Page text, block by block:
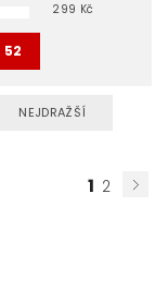
299 Kč
52
NEJDRAŽŠÍ
1 2